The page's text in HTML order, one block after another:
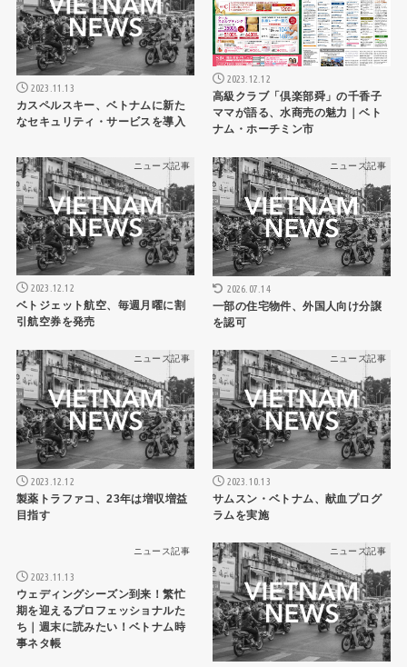
2023.11.13
カスペルスキー、ベトナムに新た
なセキュリティ・サービスを導入
2023.12.12
高級クラブ「倶楽部舜」の千香子
ママが語る、水商売の魅力｜ベト
ナム・ホーチミン市
ニュース記事
2023.12.12
ベトジェット航空、毎週月曜に割
引航空券を発売
ニュース記事
2026.07.14
一部の住宅物件、外国人向け分譲
を認可
ニュース記事
2023.12.12
製薬トラファコ、23年は増収増益
目指す
ニュース記事
2023.10.13
サムスン・ベトナム、献血プログ
ラムを実施
ニュース記事
2023.11.13
ウェディングシーズン到来！繁忙
期を迎えるプロフェッショナルた
ち｜週末に読みたい！ベトナム時
事ネタ帳
ニュース記事